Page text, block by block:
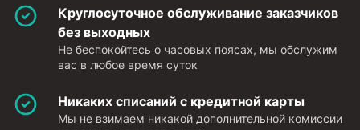
Круглосуточное обслуживание заказчиков
без выходных
Не беспокойтесь о часовых поясах, мы обслужим
вас в любое время суток
Никаких списаний с кредитной карты
Мы не взимаем никакой дополнительной комиссии